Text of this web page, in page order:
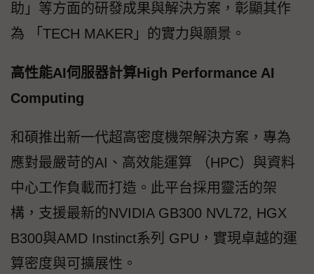
助」等方面的研發成果與解決方案，彰顯其作
為 「TECH MAKER」的實力與願景。
高性能AI伺服器計算High Performance AI
Computing
和碩推出新一代超高密度機架解決方案，專為
應對最嚴苛的AI、高效能運算 （HPC）與資料
中心工作負載而打造。此平台採用靈活的架
構，支援最新的NVIDIA GB300 NVL72, HGX
B300與AMD Instinct系列 GPU，實現卓越的運
算密度與可擴展性。